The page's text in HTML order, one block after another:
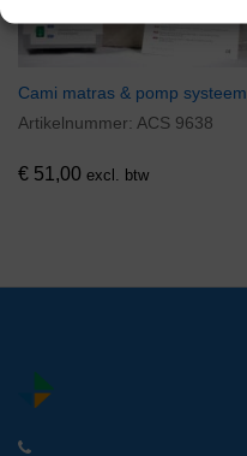
Cami matras & pomp systeem
Artikelnummer: ACS 9638
€ 51,00 excl. btw